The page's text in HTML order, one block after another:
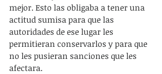
mejor. Esto las obligaba a tener una
actitud sumisa para que las
autoridades de ese lugar les
permitieran conservarlos y para que
no les pusieran sanciones que les
afectara.